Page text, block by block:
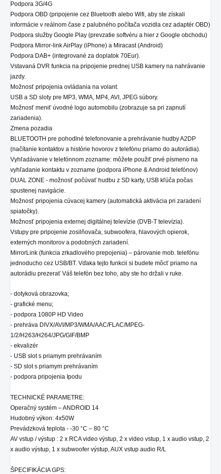
Podpora 3G/4G
Podpora OBD (pripojenie cez Bluetooth alebo Wifi, aby ste získali
informácie v reálnom čase z palubného počítača vozidla cez adaptér OBD)
Podpora služby Google Play (prevzatie softvéru a hier z Google obchodu)
Podpora Mirror-link AirPlay (iPhone) a Miracast (Android)
Podpora DAB+ (integrované za doplatok 70Eur).
Vstavaná DVR funkcia na pripojenie prednej USB kamery na nahrávanie
jazdy.
Možnosť pripojenia ovládania na volant.
USB a SD sloty pre MP3, WMA, MP4, AVI, JPEG súbory.
Možnosť meniť úvodné logo automobilu (zobrazuje sa pri zapnutí
zariadenia).
Zmena pozadia
BLUETOOTH pre pohodlné telefonovanie a prehrávanie hudby A2DP
(načítanie kontaktov a histórie hovorov z telefónu priamo do autorádia).
Vyhľadávanie v telefónnom zozname: môžete použiť prvé písmeno na
vyhľadanie kontaktu v zozname (podpora iPhone & Android telefónov)
DUAL ZONE - možnosť počúvať hudbu z SD karty, USB kľúča počas
spustenej navigácie.
Možnosť pripojenia cúvacej kamery (automatická aktivácia pri zaradení
spiatočky).
Možnosť pripojenia externej digitálnej televízie (DVB-T televízia).
Vstupy pre pripojenie zosilňovača, subwoofera, hlavových opierok,
externých monitorov a podobných zariadení.
MirrorLink (funkcia zrkadlového prepojenia) – párovanie mob. telefónu
jednoducho cez USB/BT. Vďaka tejto funkcii si budete môcť priamo na
autorádiu prezerať Váš telefón bez toho, aby ste ho držali v ruke.
- dotyková obrazovka;
- grafické menu;
- podpora 1080P HD Video
- prehráva DIVX/AVI/MP3/WMA/AAC/FLAC/MPEG-
1/2/H263/H264/JPG/GIF/BMP
- ekvalizér
- USB slot s priamym prehrávaním
- SD slots priamym prehrávaním
- podpora pripojenia Ipodu
TECHNICKÉ PARAMETRE:
Operačný systém – ANDROID 14
Hudobný výkon: 4x50W
Prevádzková teplota - -30 °C – 80 °C
AV vstup / výstup : 2 x RCA video výstup, 2 x video vstup, 1 x audio vstup, 2
x audio výstup, 1 x subwoofer výstup, AUX vstup audio R/L
ŠPECIFIKÁCIA GPS: